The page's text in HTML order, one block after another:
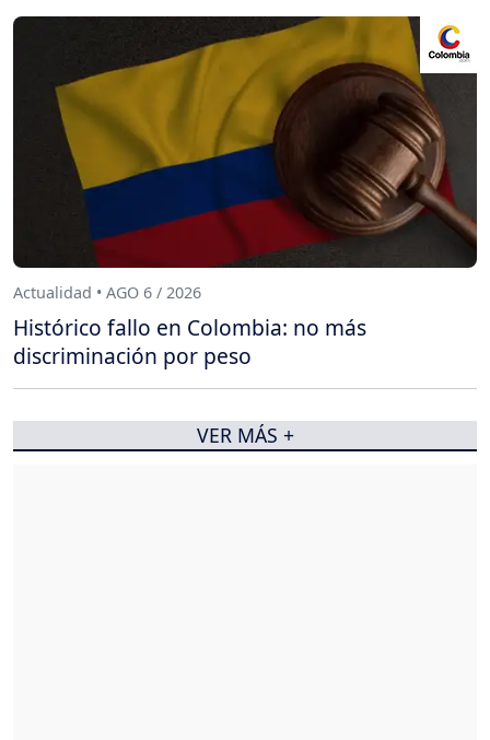
Actualidad • AGO 6 / 2026
Histórico fallo en Colombia: no más
discriminación por peso
VER MÁS +